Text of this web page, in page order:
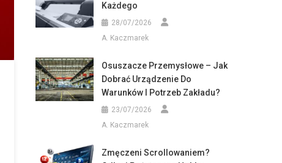
Każdego
28/07/2026
A. Kaczmarek
Osuszacze Przemysłowe – Jak
Dobrać Urządzenie Do
Warunków I Potrzeb Zakładu?
23/07/2026
A. Kaczmarek
Zmęczeni Scrollowaniem?